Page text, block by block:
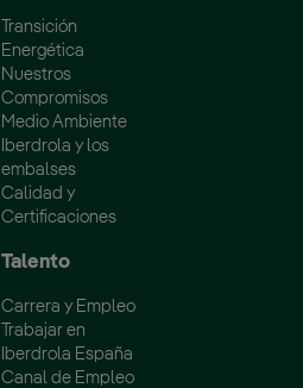
Transición
Energética
Nuestros
Compromisos
Medio Ambiente
Iberdrola y los
embalses
Calidad y
Certificaciones
Talento
Carrera y Empleo
Trabajar en
Iberdrola España
Canal de Empleo